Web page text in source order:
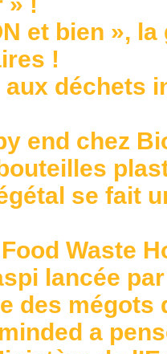
et bien »,
!
aux déchets
end chez
se fait
Waste
lancée
des mégots
a